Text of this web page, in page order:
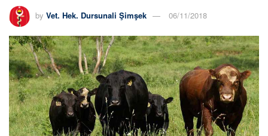
by Vet. Hek. Dursunali Şimşek 06/11/2018